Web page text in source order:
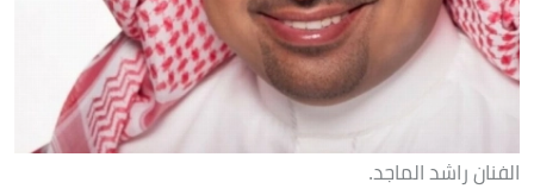
الفنان راشد الماجد.